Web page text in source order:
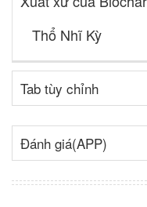
Thổ Nhĩ Kỳ
Tab tùy chỉnh
Đánh giá(APP)